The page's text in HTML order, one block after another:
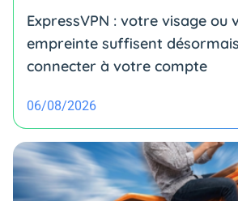
ExpressVPN : votre visage ou
empreinte suffisent
connecter à votre compte
06/08/2026